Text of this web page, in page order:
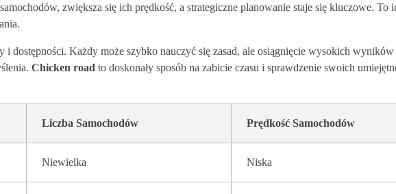
zwiększa się ich prędkość, a strategiczne planowanie staje się kluczowe. To
i dostępności. Każdy może szybko nauczyć się zasad, ale osiągnięcie wysokich
Chicken road to doskonały sposób na zabicie czasu i sprawdzenie swoich
Liczba Samochodów Prędkość Samochodów
Niewielka Niska